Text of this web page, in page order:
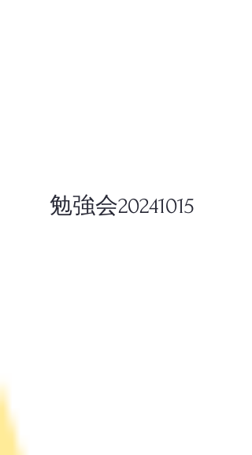
勉強会20241015